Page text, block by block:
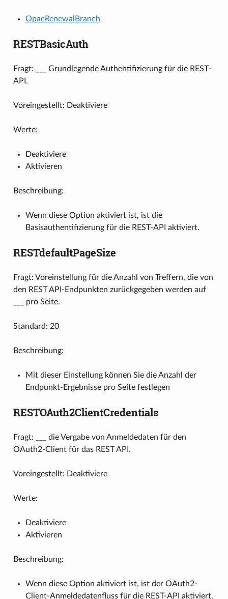
OpacRenewalBranch
RESTBasicAuth
Fragt: ___ Grundlegende Authentifizierung für die REST-
API.
Voreingestellt: Deaktiviere
Werte:
Deaktiviere
Aktivieren
Beschreibung:
Wenn diese Option aktiviert ist, ist die
Basisauthentifizierung für die REST-API aktiviert.
RESTdefaultPageSize
Fragt: Voreinstellung für die Anzahl von Treffern, die von
den REST API-Endpunkten zurückgegeben werden auf
___ pro Seite.
Standard: 20
Beschreibung:
Mit dieser Einstellung können Sie die Anzahl der
Endpunkt-Ergebnisse pro Seite festlegen
RESTOAuth2ClientCredentials
Fragt: ___ die Vergabe von Anmeldedaten für den
OAuth2-Client für das REST API.
Voreingestellt: Deaktiviere
Werte:
Deaktiviere
Aktivieren
Beschreibung:
Wenn diese Option aktiviert ist, ist der OAuth2-
Client-Anmeldedatenfluss für die REST-API aktiviert.